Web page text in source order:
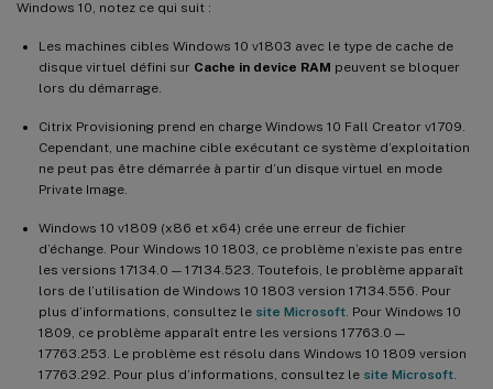
Windows 10, notez ce qui suit :
Les machines cibles Windows 10 v1803 avec le type de cache de
disque virtuel défini sur Cache in device RAM peuvent se bloquer
lors du démarrage.
Citrix Provisioning prend en charge Windows 10 Fall Creator v1709.
Cependant, une machine cible exécutant ce système d’exploitation
ne peut pas être démarrée à partir d’un disque virtuel en mode
Private Image.
Windows 10 v1809 (x86 et x64) crée une erreur de fichier
d’échange. Pour Windows 10 1803, ce problème n’existe pas entre
les versions 17134.0 — 17134.523. Toutefois, le problème apparaît
lors de l’utilisation de Windows 10 1803 version 17134.556. Pour
plus d’informations, consultez le site Microsoft . Pour Windows 10
1809, ce problème apparaît entre les versions 17763.0 —
17763.253. Le problème est résolu dans Windows 10 1809 version
17763.292. Pour plus d’informations, consultez le site Microsoft